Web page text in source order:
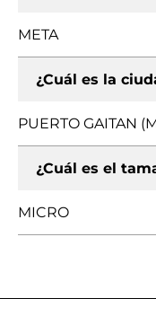
META
¿Cuál es la
PUERTO GAITAN
¿Cuál es el
MICRO